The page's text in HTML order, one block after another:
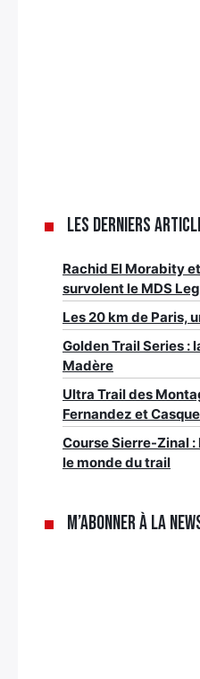
Les derniers
Rachid El Morabity
survolent le MDS
Les 20 km de Paris,
Golden Trail Series :
Madère
Ultra Trail des
Fernandez et
Course Sierre-Zinal
le monde du trail
M’abonner à la